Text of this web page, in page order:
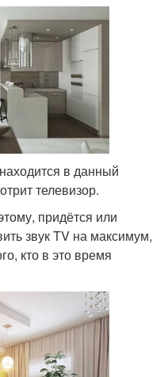
в данный
телевизор.
придётся или
звук TV на максимум,
кто в это время